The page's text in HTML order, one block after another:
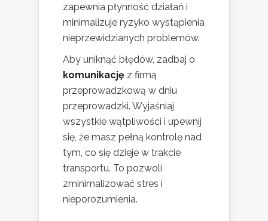
zapewnia płynność działań i
minimalizuje ryzyko wystąpienia
nieprzewidzianych problemów.
Aby uniknąć błędów, zadbaj o
komunikację z firmą
przeprowadzkową w dniu
przeprowadzki. Wyjaśniaj
wszystkie wątpliwości i upewnij
się, że masz pełną kontrolę nad
tym, co się dzieje w trakcie
transportu. To pozwoli
zminimalizować stres i
nieporozumienia.